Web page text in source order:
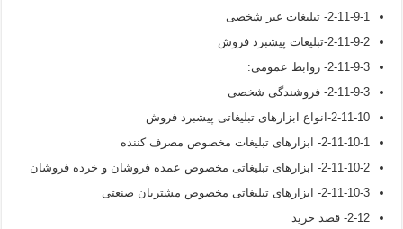
2-11-9-1- تبلیغات غیر شخصی
2-11-9-2-تبلیغات پیشبرد فروش
2-11-9-3- روابط عمومی:
2-11-9-3- فروشندگی شخصی
2-11-10-انواع ابزارهای تبلیغاتی پیشبرد فروش
2-11-10-1- ابزارهای تبلیغات مخصوص مصرف کننده
2-11-10-2- ابزارهای تبلیغاتی مخصوص عمده فروشان و خرده فروشان
2-11-10-3- ابزارهای تبلیغاتی مخصوص مشتریان صنعتی
2-12- قصد خرید